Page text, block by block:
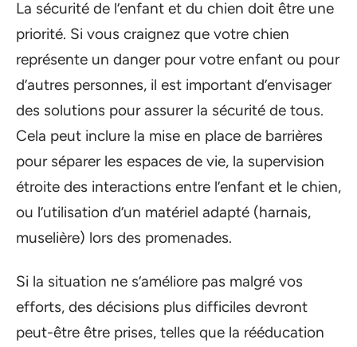
La sécurité de l’enfant et du chien doit être une
priorité. Si vous craignez que votre chien
représente un danger pour votre enfant ou pour
d’autres personnes, il est important d’envisager
des solutions pour assurer la sécurité de tous.
Cela peut inclure la mise en place de barrières
pour séparer les espaces de vie, la supervision
étroite des interactions entre l’enfant et le chien,
ou l’utilisation d’un matériel adapté (harnais,
muselière) lors des promenades.
Si la situation ne s’améliore pas malgré vos
efforts, des décisions plus difficiles devront
peut-être être prises, telles que la rééducation